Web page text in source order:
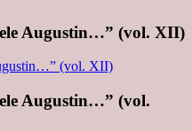
Augustin…” (vol. XII)
Augustin…” (vol.